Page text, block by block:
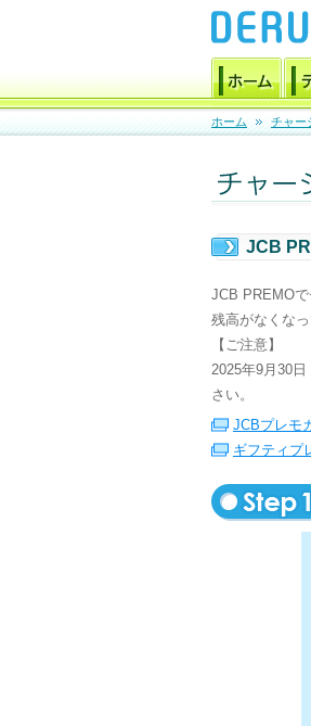
ホーム チャー
JCB
JCB PREMO
残高がなくな
【ご注意】
2025年9月30
さい。
JCBプレモ
ギフティプ